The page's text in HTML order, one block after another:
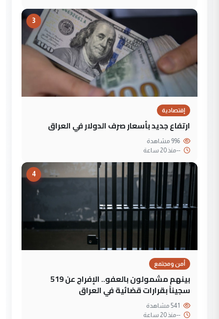
3
إقتصادية
ارتفاع جديد بأسعار صرف الدولار في العراق
--منذ 20 ساعة
4
أمن ومجتمع
بينهم مشمولون بالعفو.. الإفراج عن 519
سجيناً بقرارات قضائية في العراق
--منذ 20 ساعة